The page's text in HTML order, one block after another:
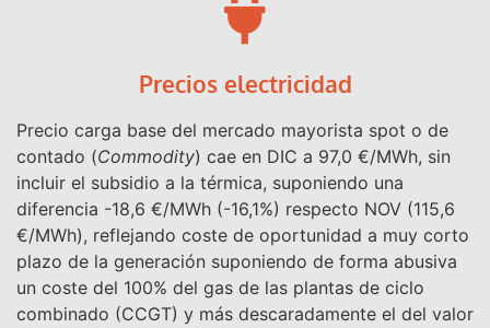
Precios electricidad
Precio carga base del mercado mayorista spot o de
contado (Commodity) cae en DIC a 97,0 €/MWh, sin
incluir el subsidio a la térmica, suponiendo una
diferencia -18,6 €/MWh (-16,1%) respecto NOV (115,6
€/MWh), reflejando coste de oportunidad a muy corto
plazo de la generación suponiendo de forma abusiva
un coste del 100% del gas de las plantas de ciclo
combinado (CCGT) y más descaradamente el del valor